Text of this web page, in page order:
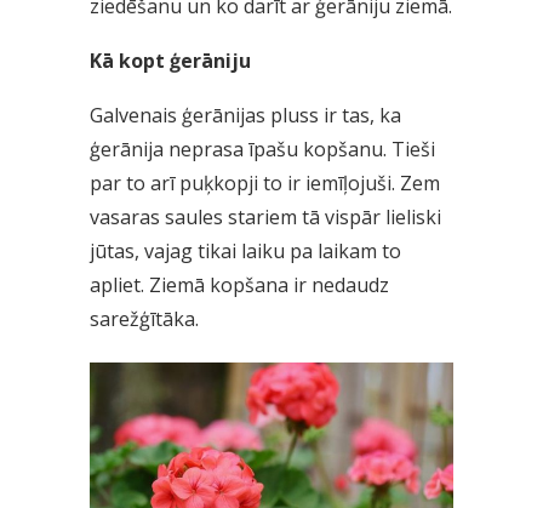
ziedēšanu un ko darīt ar ģerāniju ziemā.
Kā kopt ģerāniju
Galvenais ģerānijas pluss ir tas, ka
ģerānija neprasa īpašu kopšanu. Tieši
par to arī puķkopji to ir iemīļojuši. Zem
vasaras saules stariem tā vispār lieliski
jūtas, vajag tikai laiku pa laikam to
apliet. Ziemā kopšana ir nedaudz
sarežģītāka.